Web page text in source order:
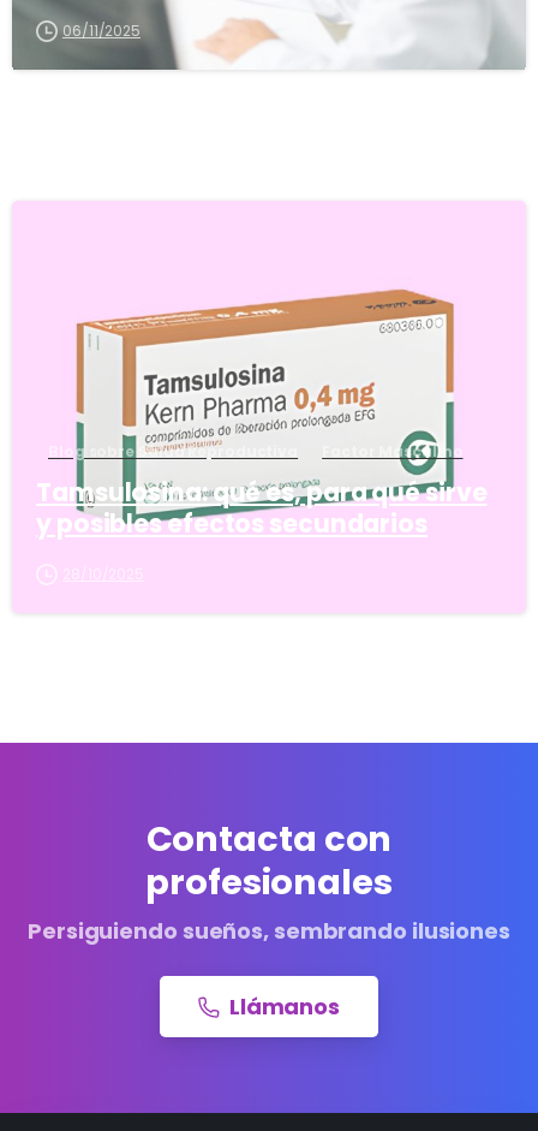
06/11/2025
Blog sobre Salud Reproductiva Factor Masculino
Tamsulosina: qué es, para qué sirve
y posibles efectos secundarios
28/10/2025
Contacta con
profesionales
Persiguiendo sueños, sembrando ilusiones
Llámanos